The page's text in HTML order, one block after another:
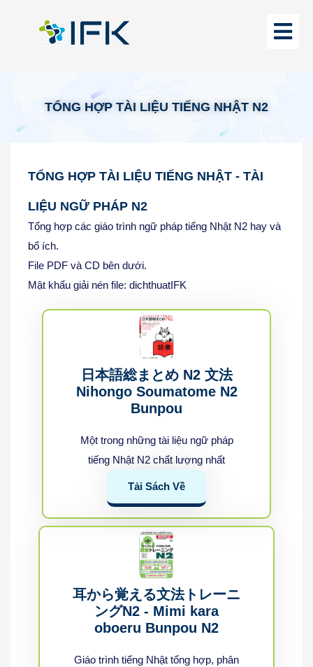
TỔNG HỢP TÀI LIỆU TIẾNG NHẬT N2
TỔNG HỢP TÀI LIỆU TIẾNG NHẬT - TÀI
LIỆU NGỮ PHÁP N2
Tổng hợp các giáo trình ngữ pháp tiếng Nhật N2 hay và
bổ ích.
File PDF và CD bên dưới.
Mật khẩu giải nén file: dichthuatIFK
日本語総まとめ N2 文法
Nihongo Soumatome N2
Bunpou
Một trong những tài liệu ngữ pháp
tiếng Nhật N2 chất lượng nhất
Tải Sách Về
耳から覚える文法トレーニ
ングN2 - Mimi kara
oboeru Bunpou N2
Giáo trình tiếng Nhật tổng hợp, phân